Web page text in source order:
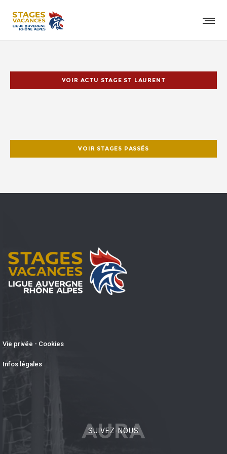
VOIR ACTU STAGE ST LAURENT
VOIR STAGES PASSÉS
Vie privée - Cookies
Infos légales
AURA
SUIVEZ-NOUS